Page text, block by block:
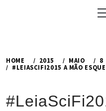
HOME 2015 MAIO
8
#LEIASCIFI2015 A MÃO